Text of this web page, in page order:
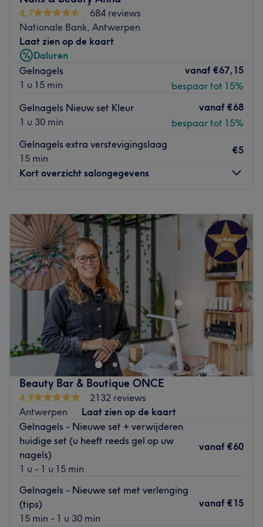
verzorgt ze manicures, pedicures en ontharingen. Breid je
gelnagels eens uit met nail art als je met je nagels de
show wilt stelen. Yelena helpt je graag aan matzwarte
nagels of ga voor versiersels zoals strass-steentjes,
glittertips of een 'marble effect' voor een extra feestelijk
effect. Het salon is makkelijk te bereiken met zowel de
auto als het openbaar vervoer.
Go to venue
4,7
684 reviews
Nationale Bank, Antwerpen
Laat zien op de kaart
Daluren
Gelnagels
1 u 15 min
vanaf €67,15
bespaar tot 15%
Gelnagels Nieuw set Kleur
1 u 30 min
vanaf €68
bespaar tot 15%
Gelnagels extra verstevigingslaag
15 min
€5
Kort overzicht salongegevens
Dinsdag
19:00
Woensdag
Gesloten
Donderdag
07:30 –19:00
Vrijdag
19:00
Zaterdag
18:00
Zondag
Nails & beauty Anna met bijzonder interesse in anti
aging en esthetic is gevestigd in een bekende salon
Harlow. Deze leuke salon gelegen in Antwerpen werkt
met een professioneel team en biedt diverse
behandelingen aan. Haarbehandelingen, beauty
behandelingen en waxen, je kan bij hen voor van alles
terecht.
Dichtstbijzijnde openbaar vervoer:
De bushalte Antwerpen, Nationale Bank is op korte
loopafstand van de salon.
Het team:
Het professionele team staat klaar om je te helpen met
veel passie en kunde.
Beauty Bar & Boutique ONCE
4,9
2132 reviews
Antwerpen
Laat zien op de kaart
Gelnagels - Nieuwe set + verwijderen
huidige set (u heeft reeds gel op uw
nagels)
1 u - 1 u 15 min
vanaf €60
Gelnagels - Nieuwe set met verlenging
(tips)
15 min - 1 u 30 min
vanaf €15